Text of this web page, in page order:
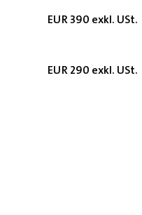
EUR 390 exkl. USt.
EUR 290 exkl. USt.